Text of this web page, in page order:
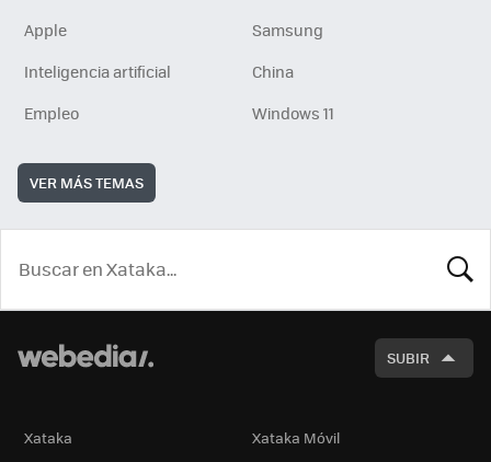
Apple
Samsung
Inteligencia artificial
China
Empleo
Windows 11
VER MÁS TEMAS
SUBIR
Xataka Xataka Móvil